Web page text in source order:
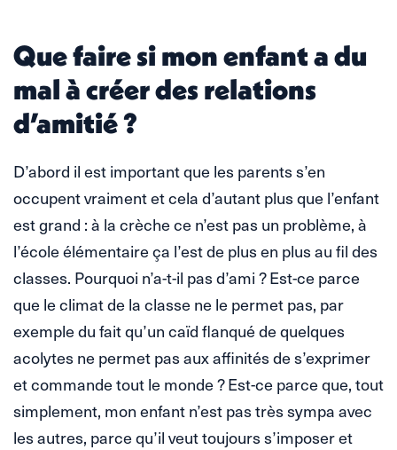
Que faire si mon enfant a du
mal à créer des relations
d’amitié ?
D’abord il est important que les parents s’en
occupent vraiment et cela d’autant plus que l’enfant
est grand : à la crèche ce n’est pas un problème, à
l’école élémentaire ça l’est de plus en plus au fil des
classes. Pourquoi n’a-t-il pas d’ami ? Est-ce parce
que le climat de la classe ne le permet pas, par
exemple du fait qu’un caïd flanqué de quelques
acolytes ne permet pas aux affinités de s’exprimer
et commande tout le monde ? Est-ce parce que, tout
simplement, mon enfant n’est pas très sympa avec
les autres, parce qu’il veut toujours s’imposer et